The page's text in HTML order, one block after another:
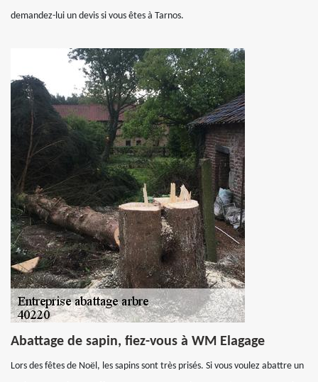
demandez-lui un devis si vous êtes à Tarnos.
Abattage de sapin, fiez-vous à WM Elagage
Lors des fêtes de Noël, les sapins sont très prisés. Si vous voulez abattre un